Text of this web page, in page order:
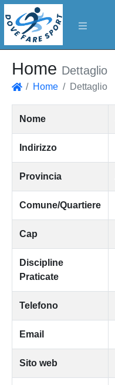
Home Dettaglio
Home Dettaglio
Nome
Indirizzo
Provincia
Comune/Quartiere
Cap
Discipline
Praticate
Telefono
Email
Sito web